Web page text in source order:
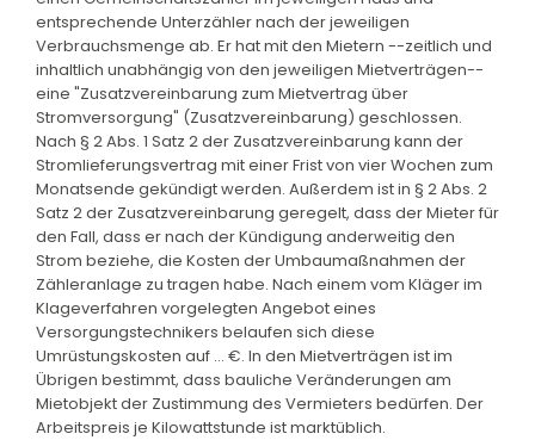
entsprechende Unterzähler nach der jeweiligen
Verbrauchsmenge ab. Er hat mit den Mietern --zeitlich und
inhaltlich unabhängig von den jeweiligen Mietverträgen--
eine "Zusatzvereinbarung zum Mietvertrag über
Stromversorgung" (Zusatzvereinbarung) geschlossen.
Nach § 2 Abs. 1 Satz 2 der Zusatzvereinbarung kann der
Stromlieferungsvertrag mit einer Frist von vier Wochen zum
Monatsende gekündigt werden. Außerdem ist in § 2 Abs. 2
Satz 2 der Zusatzvereinbarung geregelt, dass der Mieter für
den Fall, dass er nach der Kündigung anderweitig den
Strom beziehe, die Kosten der Umbaumaßnahmen der
Zähleranlage zu tragen habe. Nach einem vom Kläger im
Klageverfahren vorgelegten Angebot eines
Versorgungstechnikers belaufen sich diese
Umrüstungskosten auf ... €. In den Mietverträgen ist im
Übrigen bestimmt, dass bauliche Veränderungen am
Mietobjekt der Zustimmung des Vermieters bedürfen. Der
Arbeitspreis je Kilowattstunde ist marktüblich.